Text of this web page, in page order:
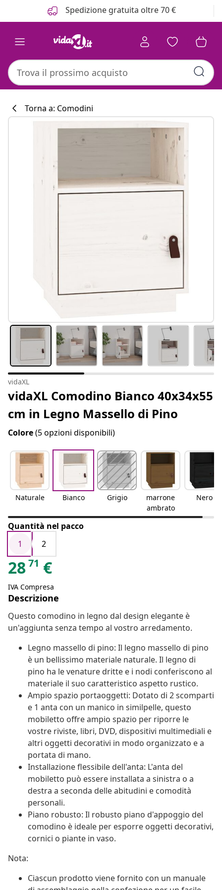
Spedizione gratuita oltre 70 €
Torna a: Comodini
vidaXL
vidaXL Comodino Bianco 40x34x55
cm in Legno Massello di Pino
Colore(5 opzioni disponibili)
Naturale Bianco Grigio
marrone
ambrato
Nero
Quantità nel pacco
1
2
2871 €
IVA Compresa
Descrizione
Questo comodino in legno dal design elegante è
un'aggiunta senza tempo al vostro arredamento.
Legno massello di pino: Il legno massello di pino
è un bellissimo materiale naturale. Il legno di
pino ha le venature dritte e i nodi conferiscono al
materiale il suo caratteristico aspetto rustico.
Ampio spazio portaoggetti: Dotato di 2 scomparti
e 1 anta con un manico in similpelle, questo
mobiletto offre ampio spazio per riporre le
vostre riviste, libri, DVD, dispositivi multimediali e
altri oggetti decorativi in modo organizzato e a
portata di mano.
Installazione flessibile dell'anta: L'anta del
mobiletto può essere installata a sinistra o a
destra a seconda delle abitudini e comodità
personali.
Piano robusto: Il robusto piano d'appoggio del
comodino è ideale per esporre oggetti decorativi,
cornici o piante in vaso.
Nota:
Ciascun prodotto viene fornito con un manuale